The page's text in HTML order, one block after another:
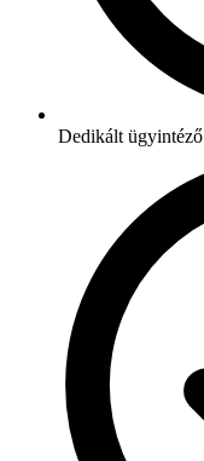
Dedikált ügyintéző